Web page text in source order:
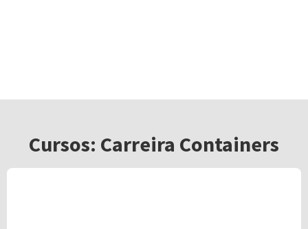
Cursos: Carreira Containers